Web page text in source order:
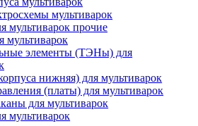
мультиварок
мультиварок прочие
мультиварок
элементы (ТЭНы) для
нижняя) для мультиварок
(платы) для мультиварок
для мультиварок
мультиварок